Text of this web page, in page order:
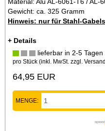
Gewicht: ca. 325 Gramm
Hinweis: nur für Stahl-
+ Details
lieferbar in 2-5 Tagen
pro Stück (inkl. MwSt. zzgl.
64,95 EUR
MENGE: